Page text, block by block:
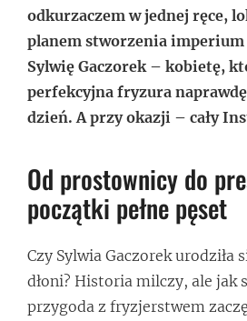
odkurzaczem w jednej ręce,
planem stworzenia imperium
Sylwię Gaczorek – kobietę,
perfekcyjna fryzura
dzień. A przy okazji – cały
Od prostownicy do
początki pełne pęset
Czy Sylwia Gaczorek urodziła
dłoni? Historia milczy, ale jak
przygoda z fryzjerstwem